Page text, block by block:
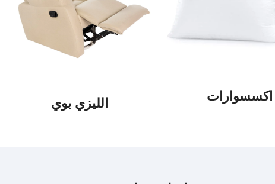
اكسسوارات الليزي بوي